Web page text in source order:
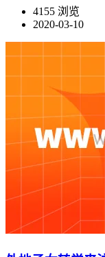
4155 浏览
2020-03-10